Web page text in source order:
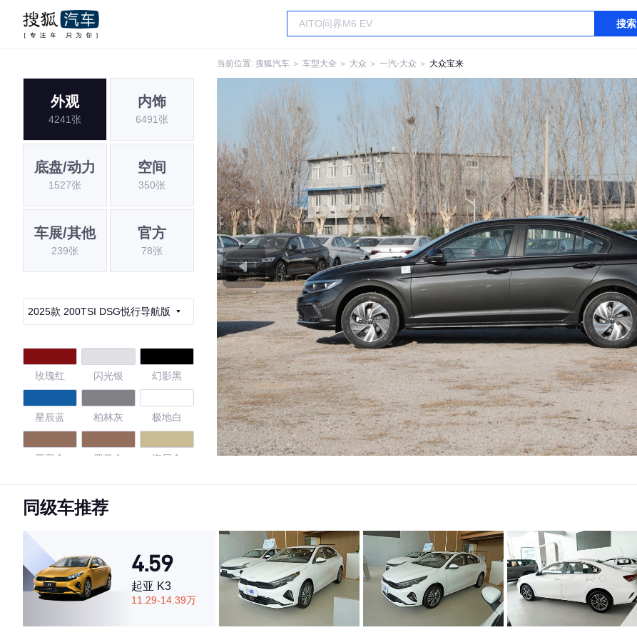
搜索
当前位置: 搜狐汽车 ＞ 车型大全 ＞ 大众 ＞ 一汽-大众 ＞ 大众宝来
外观
4241张
内饰
6491张
底盘/动力
1527张
空间
350张
车展/其他
239张
官方
78张
2025款 200TSI DSG悦行导航版
玫瑰红 闪光银 幻影黑
星辰蓝 柏林灰 极地白
开罗金 罗马金 海贝金
4.4
·外观表现一般，低于59%同级车
·内饰表现一般，低于67%同级车
·空间表现一般，低于69%同级车
同级车推荐
4.59
起亚 K3
11.29-14.39万